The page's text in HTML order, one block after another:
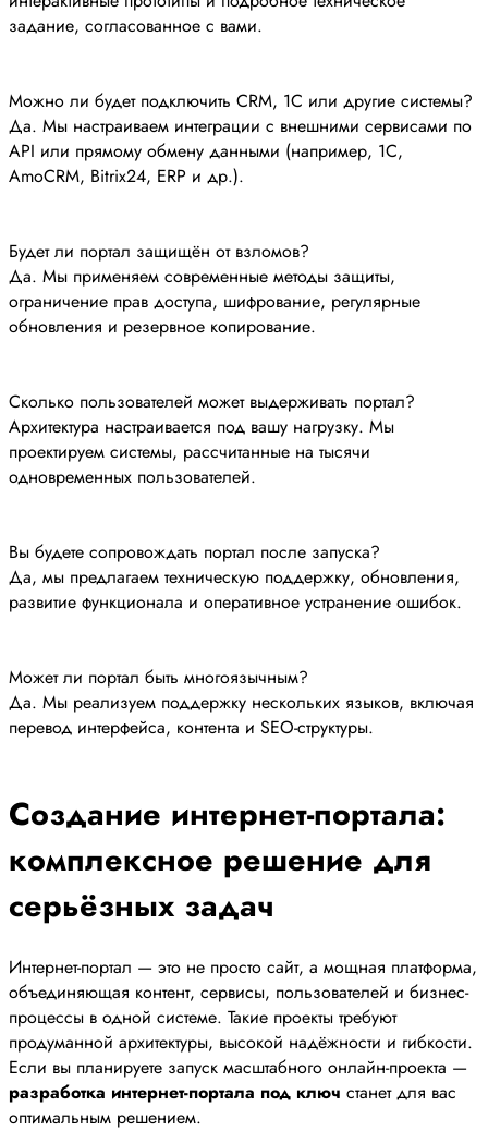
задание, согласованное с вами.
Можно ли будет подключить CRM, 1С или другие системы?
Да. Мы настраиваем интеграции с внешними сервисами по
API или прямому обмену данными (например, 1С,
AmoCRM, Bitrix24, ERP и др.).
Будет ли портал защищён от взломов?
Да. Мы применяем современные методы защиты,
ограничение прав доступа, шифрование, регулярные
обновления и резервное копирование.
Сколько пользователей может выдерживать портал?
Архитектура настраивается под вашу нагрузку. Мы
проектируем системы, рассчитанные на тысячи
одновременных пользователей.
Вы будете сопровождать портал после запуска?
Да, мы предлагаем техническую поддержку, обновления,
развитие функционала и оперативное устранение ошибок.
Может ли портал быть многоязычным?
Да. Мы реализуем поддержку нескольких языков, включая
перевод интерфейса, контента и SEO-структуры.
Создание интернет-портала:
комплексное решение для
серьёзных задач
Интернет-портал — это не просто сайт, а мощная платформа,
объединяющая контент, сервисы, пользователей и бизнес-
процессы в одной системе. Такие проекты требуют
продуманной архитектуры, высокой надёжности и гибкости.
Если вы планируете запуск масштабного онлайн-проекта —
разработка интернет-портала под ключ станет для вас
оптимальным решением.